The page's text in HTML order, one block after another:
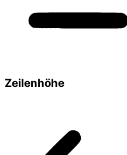
Zeilenhöhe